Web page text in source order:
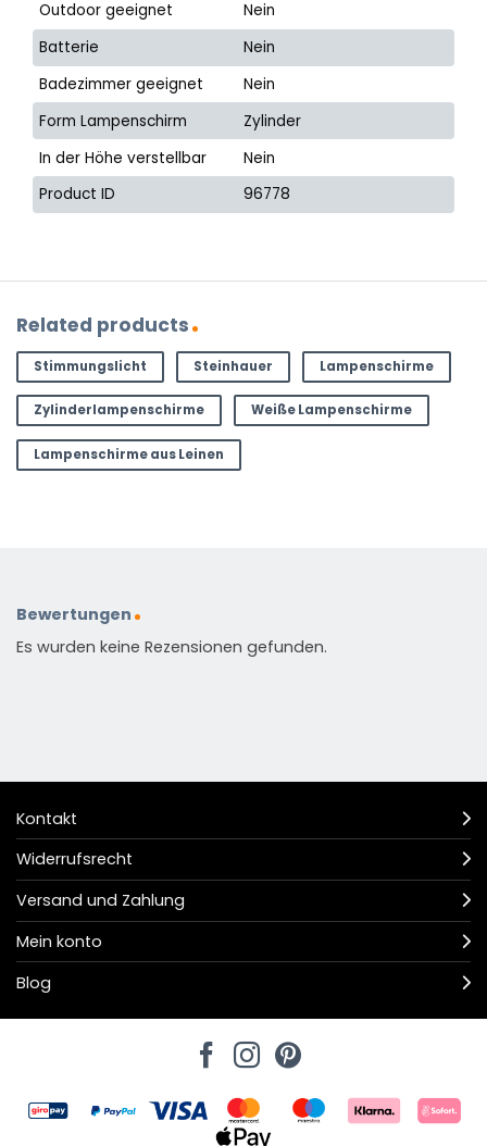
Outdoor geeignet
Nein
Batterie
Nein
Badezimmer geeignet
Nein
Form Lampenschirm
Zylinder
In der Höhe verstellbar
Nein
Product ID
96778
Related products
Stimmungslicht Steinhauer Lampenschirme
Zylinderlampenschirme Weiße Lampenschirme
Lampenschirme aus Leinen
Bewertungen
Es wurden keine Rezensionen gefunden.
Kontakt
Widerrufsrecht
Versand und Zahlung
Mein konto
Blog